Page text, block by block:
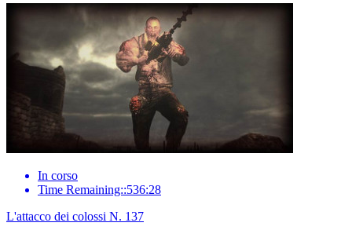
In corso
Time Remaining::536:28
L'attacco dei colossi N. 137